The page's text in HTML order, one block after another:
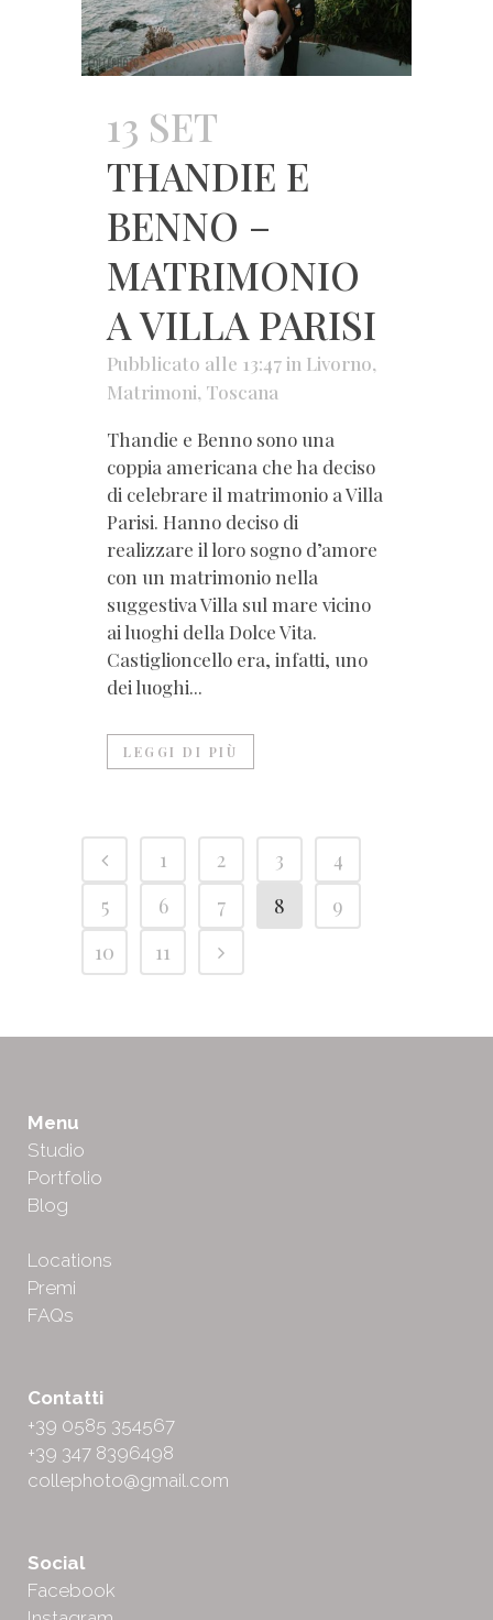
13 SET
THANDIE E
BENNO –
MATRIMONIO
A VILLA PARISI
Pubblicato alle 13:47in Livorno,
Matrimoni, Toscana
Thandie e Benno sono una
coppia americana che ha deciso
di celebrare il matrimonio a Villa
Parisi. Hanno deciso di
realizzare il loro sogno d’amore
con un matrimonio nella
suggestiva Villa sul mare vicino
ai luoghi della Dolce Vita.
Castiglioncello era, infatti, uno
dei luoghi...
LEGGI DI PIÙ
1 2 3
4
5
6 7 8
9
10
11
Menu
Studio
Portfolio
Blog
Locations
Premi
FAQs
Contatti
+39 0585 354567
+39 347 8396498
collephoto@gmail.com
Social
Facebook